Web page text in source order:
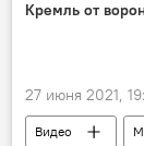
Кремль от
27 июня 2021,
Видео